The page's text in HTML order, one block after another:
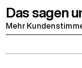
Das sagen
Mehr